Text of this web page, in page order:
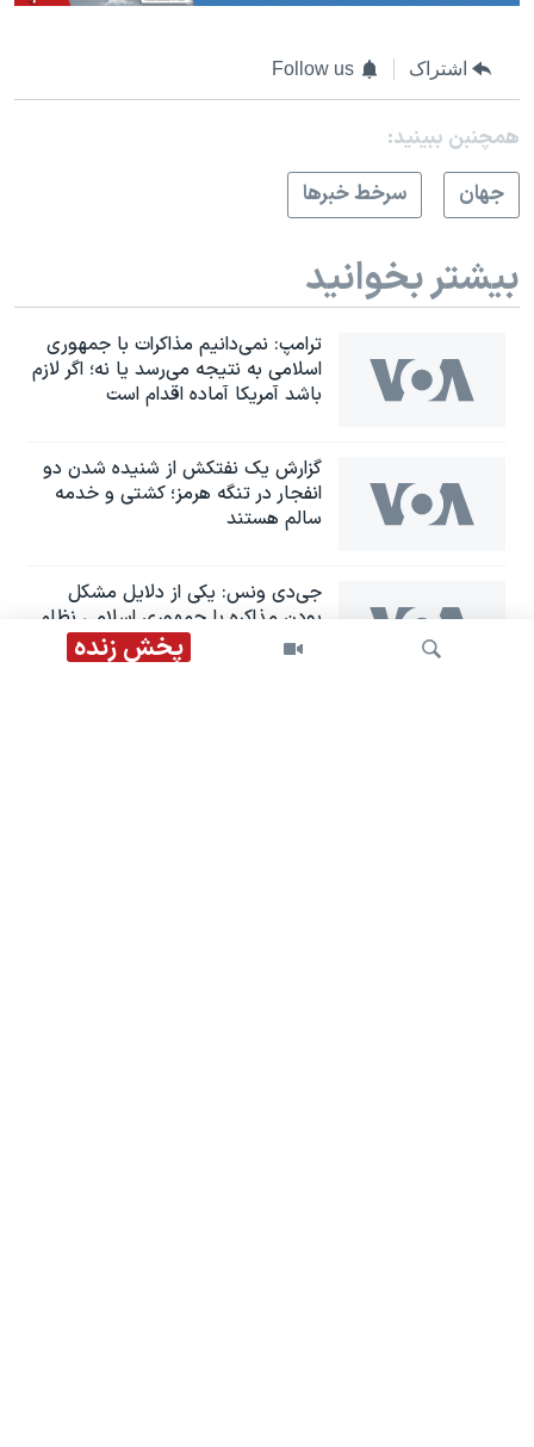
پخش زنده
اشتراک Follow us
همچنبن ببینید:
جهان
سرخط خبرها
بیشتر بخوانید
ترامپ: نمی‌دانیم مذاکرات با جمهوری
اسلامی به نتیجه می‌رسد یا نه؛ اگر لازم
باشد آمریکا آماده اقدام است
گزارش یک نفتکش از شنیده شدن دو
انفجار در تنگه هرمز؛ کشتی و خدمه
سالم هستند
جی‌دی ونس: یکی از دلایل مشکل
بودن مذاکره با جمهوری اسلامی نظام
چندپاره آن است